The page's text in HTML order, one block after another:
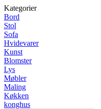
Kategorier
Bord
Stol
Sofa
Hvidevarer
Kunst
Blomster
Lys
Møbler
Maling
Køkken
konghus